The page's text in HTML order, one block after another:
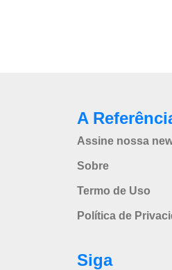
A
Assine nossa
Sobre
Termo de Uso
Política de
Siga